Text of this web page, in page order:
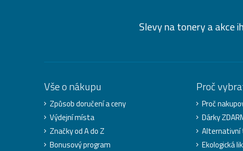
Slevy na tonery a akce
Vše o nákupu
Způsob doručení a ceny
Výdejní místa
Značky od A do Z
Bonusový program
Proč
Proč
Dárky
Alternativní
Ekologická